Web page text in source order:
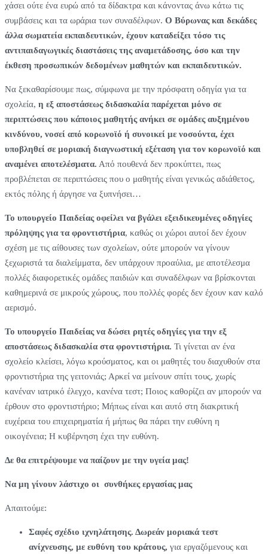
χάσει ούτε ένα ευρώ από τα δίδακτρα και κάνοντας άνω κάτω τις
συμβάσεις και τα ωράρια των συναδέλφων. Ο Βύρωνας και δεκάδες
άλλα σωματεία εκπαιδευτικών, έχουν καταδείξει τόσο τις
αντιπαιδαγωγικές διαστάσεις της αναμετάδοσης, όσο και την
έκθεση προσωπικών δεδομένων μαθητών και εκπαιδευτικών.
Να ξεκαθαρίσουμε πως, σύμφωνα με την πρόσφατη οδηγία για τα
σχολεία, η εξ αποστάσεως διδασκαλία παρέχεται μόνο σε
περιπτώσεις που κάποιος μαθητής ανήκει σε ομάδες αυξημένου
κινδύνου, νοσεί από κορωνοϊό ή συνοικεί με νοσούντα, έχει
υποβληθεί σε μοριακή διαγνωστική εξέταση για τον κορωνοϊό και
αναμένει αποτελέσματα. Από πουθενά δεν προκύπτει, πως
προβλέπεται σε περιπτώσεις που ο μαθητής είναι γενικώς αδιάθετος,
εκτός πόλης ή άργησε να ξυπνήσει…
Το υπουργείο Παιδείας οφείλει να βγάλει εξειδικευμένες οδηγίες
πρόληψης για τα φροντιστήρια, καθώς οι χώροι αυτοί δεν έχουν
σχέση με τις αίθουσες των σχολείων, ούτε μπορούν να γίνουν
ξεχωριστά τα διαλείμματα, δεν υπάρχουν προαύλια, με αποτέλεσμα
πολλές διαφορετικές ομάδες παιδιών και συναδέλφων να βρίσκονται
καθημερινά σε μικρούς χώρους, που πολλές φορές δεν έχουν καν καλό
αερισμό.
Το υπουργείο Παιδείας να δώσει ρητές οδηγίες για την εξ
αποστάσεως διδασκαλία στα φροντιστήρια. Τι γίνεται αν ένα
σχολείο κλείσει, λόγω κρούσματος, και οι μαθητές του διαχυθούν στα
φροντιστήρια της γειτονιάς; Αρκεί να μείνουν σπίτι τους, χωρίς
κανέναν ιατρικό έλεγχο, κανένα τεστ; Ποιος καθορίζει αν μπορούν να
έρθουν στο φροντιστήριο; Μήπως είναι και αυτό στη διακριτική
ευχέρεια του επιχειρηματία ή μήπως θα πάρει την ευθύνη η
οικογένεια; Η κυβέρνηση έχει την ευθύνη.
Δε θα επιτρέψουμε να παίζουν με την υγεία μας!
Να μη γίνουν λάστιχο οι συνθήκες εργασίας μας
Απαιτούμε:
Σαφές σχέδιο ιχνηλάτησης. Δωρεάν μοριακά τεστ
ανίχνευσης, με ευθύνη του κράτους, για εργαζόμενους και